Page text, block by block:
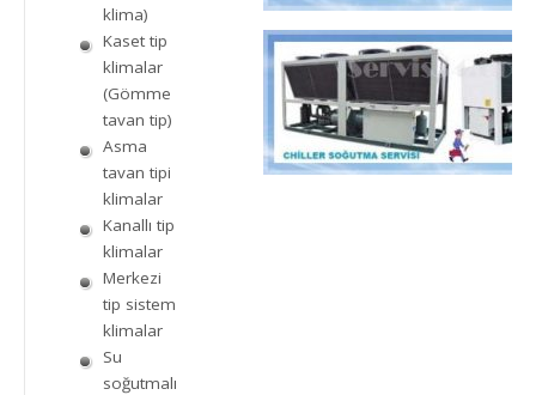
klima)
Kaset tip
klimalar
(Gömme
tavan tip)
Asma
tavan tipi
klimalar
Kanallı tip
klimalar
Merkezi
tip sistem
klimalar
Su
soğutmalı